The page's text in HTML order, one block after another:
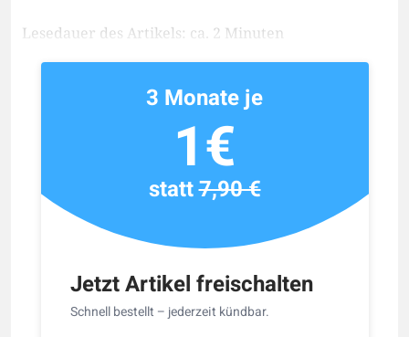
Lesedauer des Artikels: ca. 2 Minuten
Jetzt Artikel freischalten
Schnell bestellt – jederzeit kündbar.
3 Monate je
1€
statt7,90 €